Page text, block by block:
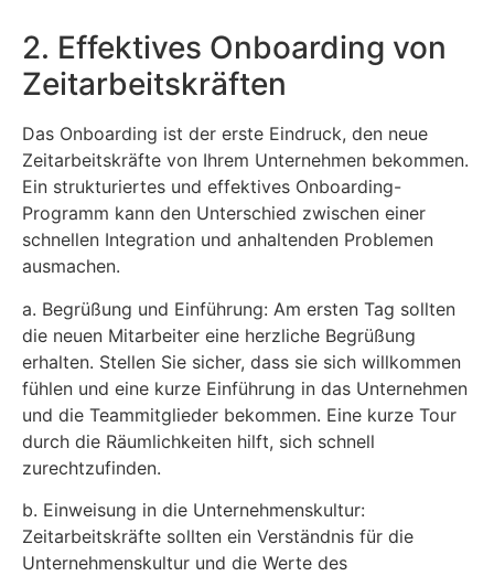
2. Effektives Onboarding von
Zeitarbeitskräften
Das Onboarding ist der erste Eindruck, den neue
Zeitarbeitskräfte von Ihrem Unternehmen bekommen.
Ein strukturiertes und effektives Onboarding-
Programm kann den Unterschied zwischen einer
schnellen Integration und anhaltenden Problemen
ausmachen.
a. Begrüßung und Einführung: Am ersten Tag sollten
die neuen Mitarbeiter eine herzliche Begrüßung
erhalten. Stellen Sie sicher, dass sie sich willkommen
fühlen und eine kurze Einführung in das Unternehmen
und die Teammitglieder bekommen. Eine kurze Tour
durch die Räumlichkeiten hilft, sich schnell
zurechtzufinden.
b. Einweisung in die Unternehmenskultur:
Zeitarbeitskräfte sollten ein Verständnis für die
Unternehmenskultur und die Werte des